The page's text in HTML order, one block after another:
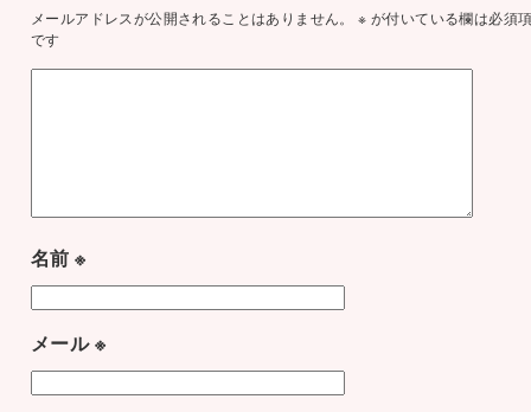
メールアドレスが公開されることはありません。 ※ が付いている欄は必須
です
名前※
メール※